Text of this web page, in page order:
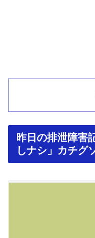
昨日の排泄障害
しナシ」カチグ